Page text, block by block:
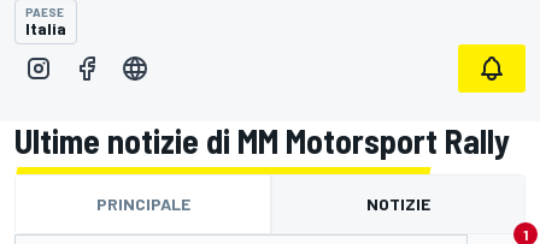
PAESE
Italia
Ultime notizie di MM Motorsport Rally
PRINCIPALE NOTIZIE
1